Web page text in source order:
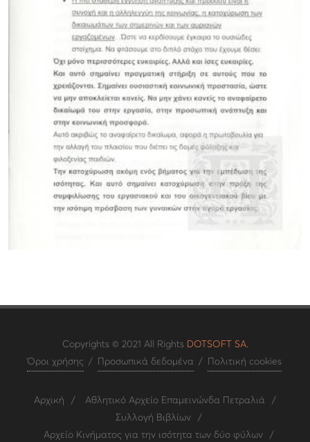
Copyrights © 2021 All Rights DOTSOFT SA.
Όροι χρήσης / Προσωπικά δεδομένα / Πολιτική cookies
Αρχική / Αθλητικό Αρχείο Επαμεινώνδα Πετραλιά
/
Συλλογή Βιβλίων
/
Αρχείο Κινήματος για την ισότητα των δύο φύλων
/